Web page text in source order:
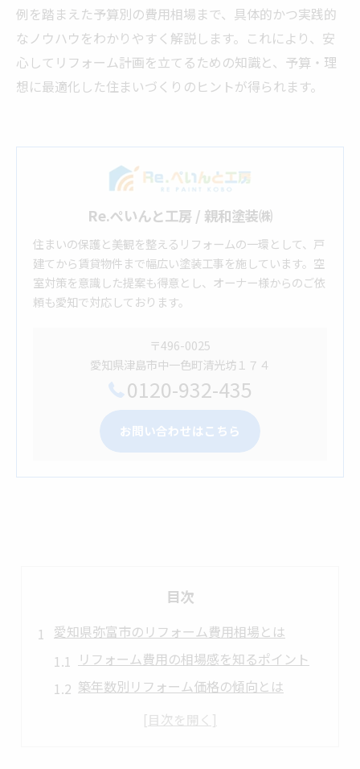
例を踏まえた予算別の費用相場まで、具体的かつ実践的
なノウハウをわかりやすく解説します。これにより、安
心してリフォーム計画を立てるための知識と、予算・理
想に最適化した住まいづくりのヒントが得られます。
Re.ぺいんと工房 / 親和塗装㈱
住まいの保護と美観を整えるリフォームの一環として、戸
建てから賃貸物件まで幅広い塗装工事を施しています。空
室対策を意識した提案も得意とし、オーナー様からのご依
頼も愛知で対応しております。
〒496-0025
愛知県津島市中一色町清光坊１７４
0120-932-435
お問い合わせはこちら
目次
愛知県弥富市のリフォーム費用相場とは
リフォーム費用の相場感を知るポイント
築年数別リフォーム価格の傾向とは
住まいの広さによるリフォーム費用差